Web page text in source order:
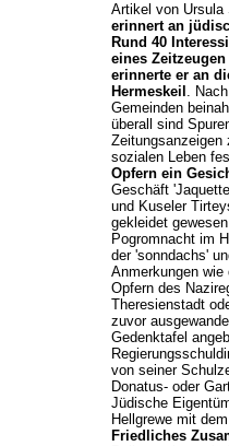
Artikel von Ursula
erinnert an
Rund 40
eines
erinnerte er an
Hermeskeil .
Gemeinden
überall sind
Zeitungsanzeigen
sozialen Leben
Opfern ein
Geschäft
und Kuseler
gekleidet
Pogromnacht im
der 'sonndachs'
Anmerkungen
Opfern des
Theresienstadt
zuvor
Gedenktafel
von seiner
Donatus- oder
Jüdische
Hellgrewe mit
Friedliches